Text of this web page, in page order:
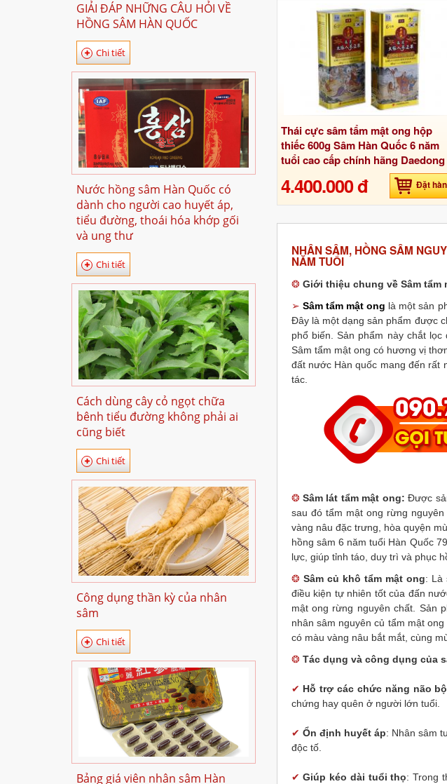
GIẢI ĐÁP NHỮNG CÂU HỎI VỀ
HỒNG SÂM HÀN QUỐC
Chi tiết
Nước hồng sâm Hàn Quốc có
dành cho người cao huyết áp,
tiểu đường, thoái hóa khớp gối
và ung thư
Chi tiết
Cách dùng cây cỏ ngọt chữa
bênh tiểu đường không phải ai
cũng biết
Chi tiết
Công dụng thần kỳ của nhân
sâm
Chi tiết
Bảng giá viên nhân sâm Hàn
Thái cực sâm tẩm mật ong hộp
thiếc 600g Sâm Hàn Quốc 6 năm
tuổi cao cấp chính hãng Daedong
4.400.000 đ Đặt
NHÂN SÂM, HỒNG SÂM
NĂM TUỔI
❂ Giới thiệu chung về Sâm tẩm
➢ Sâm tẩm mật ong là một sản
Đây là một dạng sản phẩm được
phổ biến. Sản phẩm này chắt
Sâm tẩm mật ong có hương vị
đất nước Hàn quốc mang đến rất
tác.
❂ Sâm lát tẩm mật ong: Được
sau đó tẩm mật ong rừng
vàng nâu đặc trưng, hòa quyện
hồng sâm 6 năm tuổi Hàn Quốc
lực, giúp tỉnh táo, duy trì và phục
❂ Sâm củ khô tẩm mật ong: Là
điều kiện tự nhiên tốt của đấn
mật ong rừng nguyên chất. Sản
nhân sâm nguyên củ tẩm mật
có màu vàng nâu bắt mắt, cùng
❂ Tác dụng và công dụng của
✔ Hỗ trợ các chức năng não bộ
chứng hay quên ở người lớn tuổi.
✔ Ổn định huyết áp: Nhân sâm
độc tố.
✔ Giúp kéo dài tuổi thọ: Trong